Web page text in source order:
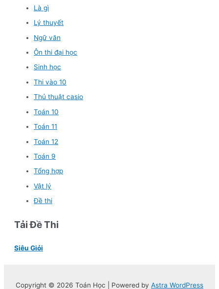
Là gì
Lý thuyết
Ngữ văn
Ôn thi đại học
Sinh học
Thi vào 10
Thủ thuật casio
Toán 10
Toán 11
Toán 12
Toán 9
Tổng hợp
Vật lý
Đề thi
Tải Đề Thi
Siêu Giỏi
Copyright © 2026 Toán Học | Powered by Astra WordPress